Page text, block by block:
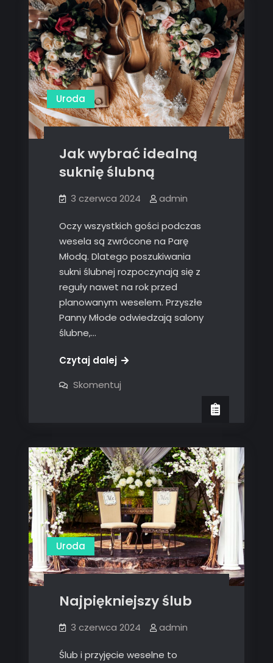
Uroda
Jak wybrać idealną
suknię ślubną
3 czerwca 2024 admin
Oczy wszystkich gości podczas
wesela są zwrócone na Parę
Młodą. Dlatego poszukiwania
sukni ślubnej rozpoczynają się z
reguły nawet na rok przed
planowanym weselem. Przyszłe
Panny Młode odwiedzają salony
ślubne,…
Czytaj dalej
Skomentujon
Jak
Uroda
Najpiękniejszy ślub
3 czerwca 2024 admin
Ślub i przyjęcie weselne to